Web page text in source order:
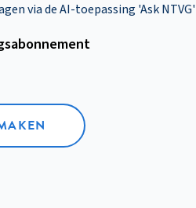
via de AI-toepassing 'Ask NTVG'